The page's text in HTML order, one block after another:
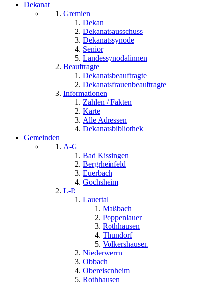
Dekanat
Gremien
Dekan
Dekanatsausschuss
Dekanatssynode
Senior
Landessynodalinnen
Beauftragte
Dekanatsbeauftragte
Dekanatsfrauenbeauftragte
Informationen
Zahlen / Fakten
Karte
Alle Adressen
Dekanatsbibliothek
Gemeinden
A-G
Bad Kissingen
Bergrheinfeld
Euerbach
Gochsheim
L-R
Lauertal
Maßbach
Poppenlauer
Rothhausen
Thundorf
Volkershausen
Niederwerrn
Obbach
Obereisenheim
Rothhausen